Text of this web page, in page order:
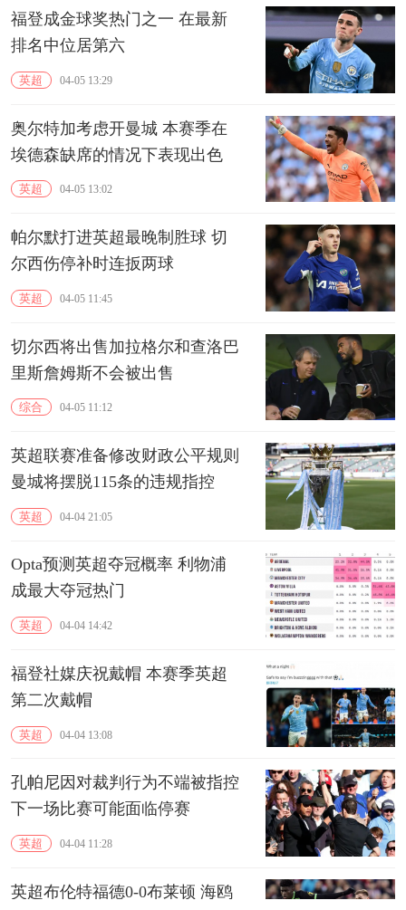
福登成金球奖热门之一 在最新
排名中位居第六
英超 04-05 13:29
奥尔特加考虑开曼城 本赛季在
埃德森缺席的情况下表现出色
英超 04-05 13:02
帕尔默打进英超最晚制胜球 切
尔西伤停补时连扳两球
英超 04-05 11:45
切尔西将出售加拉格尔和查洛巴
里斯詹姆斯不会被出售
综合 04-05 11:12
英超联赛准备修改财政公平规则
曼城将摆脱115条的违规指控
英超 04-04 21:05
Opta预测英超夺冠概率 利物浦
成最大夺冠热门
英超 04-04 14:42
福登社媒庆祝戴帽 本赛季英超
第二次戴帽
英超 04-04 13:08
孔帕尼因对裁判行为不端被指控
下一场比赛可能面临停赛
英超 04-04 11:28
英超布伦特福德0-0布莱顿 海鸥